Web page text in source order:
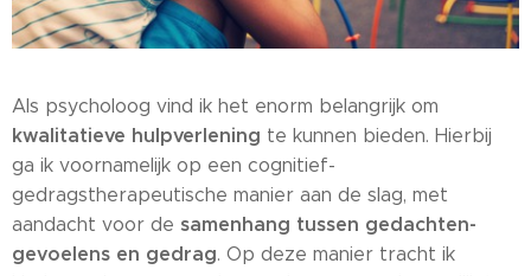
Als psycholoog vind ik het enorm belangrijk om
kwalitatieve hulpverlening te kunnen bieden. Hierbij
ga ik voornamelijk op een cognitief-
gedragstherapeutische manier aan de slag, met
aandacht voor de samenhang tussen gedachten-
gevoelens en gedrag. Op deze manier tracht ik